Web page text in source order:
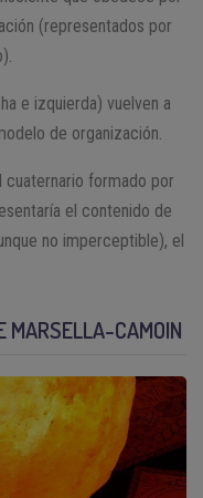
(representados por
e izquierda) vuelven a
de organización.
cuaternario formado por
el contenido de
no imperceptible), el
MARSELLA-CAMOIN